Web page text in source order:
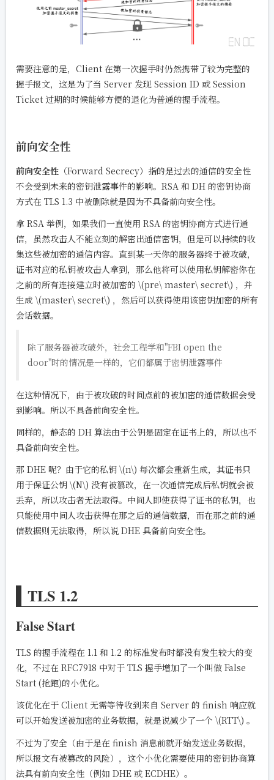
需要注意的是，Client 在第一次握手时仍然携带了较为完整的
握手报文，这是为了当 Server 发现 Session ID 或 Session
Ticket 过期的时候能够方便的退化为普通的握手流程。
前向安全性
前向安全性 （Forward Secrecy）指的是过去的通信的安全性
不会受到未来的密钥泄露事件的影响。RSA 和 DH 的密钥协商
方式在 TLS 1.3 中被删除就是因为不具备前向安全性。
拿 RSA 举例，如果我们一直使用 RSA 的密钥协商方式进行通
信，虽然攻击人不能立刻的解密出通信密钥，但是可以持续的收
集这些被加密的通信内容。直到某一天你的服务器终于被攻破，
证书对应的私钥被攻击人拿到，那么他将可以使用私钥解密你在
之前的所有连接建立时被加密的 \(pre\ master\ secret\) ，并
生成 \(master\ secret\) ，然后可以获得使用该密钥加密的所有
会话数据。
除了服务器被攻破外，社会工程学和"FBI open the
door"时的情况是一样的，它们都属于密钥泄露事件
在这种情况下，由于被攻破的时间点前的被加密的通信数据会受
到影响。所以不具备前向安全性。
同样的，静态的 DH 算法由于公钥是固定在证书上的，所以也不
具备前向安全性。
那 DHE 呢？由于它的私钥 \(n\) 每次都会重新生成，其证书只
用于保证公钥 \(N\) 没有被篡改，在一次通信完成后私钥就会被
丢弃，所以攻击者无法取得。中间人即使获得了证书的私钥，也
只能使用中间人攻击获得在那之后的通信数据，而在那之前的通
信数据则无法取得，所以说 DHE 具备前向安全性。
TLS 1.2
False Start
TLS 的握手流程在 1.1 和 1.2 的标准发布时都没有发生较大的变
化，不过在 RFC7918 中对于 TLS 握手增加了一个叫做 False
Start (抢跑)的小优化。
该优化在于 Client 无需等待收到来自 Server 的 finish 响应就
可以开始发送被加密的业务数据，就是说减少了一个 \(RTT\) 。
不过为了安全（由于是在 finish 消息前就开始发送业务数据，
所以报文有被篡改的风险），这个小优化需要使用的密钥协商算
法具有前向安全性（例如 DHE 或 ECDHE）。